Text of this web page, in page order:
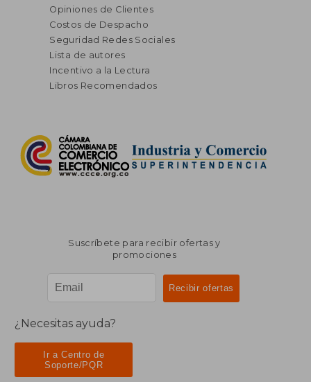
Opiniones de Clientes
Costos de Despacho
Seguridad Redes Sociales
Lista de autores
Incentivo a la Lectura
Libros Recomendados
Suscríbete para recibir ofertas y
promociones
¿Necesitas ayuda?
Ir a Centro de
Soporte/PQR